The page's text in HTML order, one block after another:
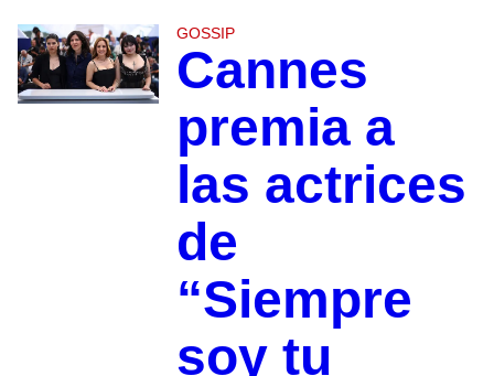
GOSSIP
Cannes
premia a
las actrices
de
“Siempre
soy tu